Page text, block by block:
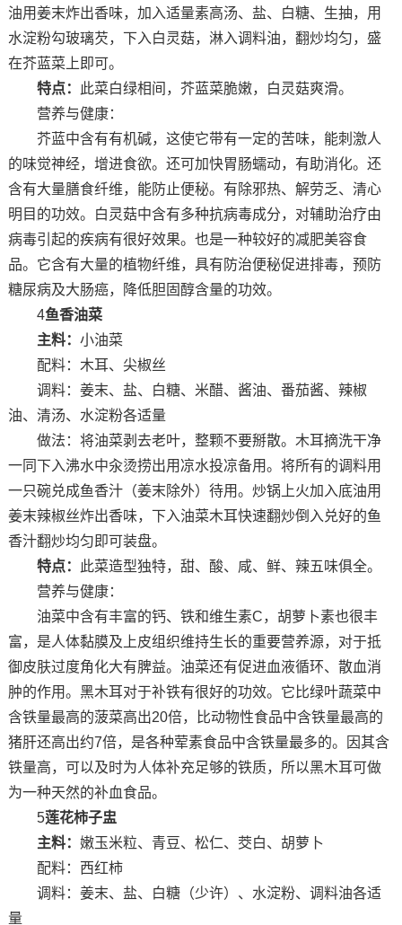
油用姜末炸出香味，加入适量素高汤、盐、白糖、生抽，用
水淀粉勾玻璃芡，下入白灵菇，淋入调料油，翻炒均匀，盛
在芥蓝菜上即可。
特点：
此菜白绿相间，芥蓝菜脆嫩，白灵菇爽滑。
营养与健康：
芥蓝中含有有机碱，这使它带有一定的苦味，能刺激人
的味觉神经，增进食欲。还可加快胃肠蠕动，有助消化。还
含有大量膳食纤维，能防止便秘。有除邪热、解劳乏、清心
明目的功效。白灵菇中含有多种抗病毒成分，对辅助治疗由
病毒引起的疾病有很好效果。也是一种较好的减肥美容食
品。它含有大量的植物纤维，具有防治便秘促进排毒，预防
糖尿病及大肠癌，降低胆固醇含量的功效。
4鱼香油菜
主料： 小油菜
配料：木耳、尖椒丝
调料：姜末、盐、白糖、米醋、酱油、番茄酱、辣椒
油、清汤、水淀粉各适量
做法：将油菜剥去老叶，整颗不要掰散。木耳摘洗干净
一同下入沸水中汆烫捞出用凉水投凉备用。将所有的调料用
一只碗兑成鱼香汁（姜末除外）待用。炒锅上火加入底油用
姜末辣椒丝炸出香味，下入油菜木耳快速翻炒倒入兑好的鱼
香汁翻炒均匀即可装盘。
特点：
此菜造型独特，甜、酸、咸、鲜、辣五味俱全。
营养与健康：
油菜中含有丰富的钙、铁和维生素C，胡萝卜素也很丰
富，是人体黏膜及上皮组织维持生长的重要营养源，对于抵
御皮肤过度角化大有脾益。油菜还有促进血液循环、散血消
肿的作用。黑木耳对于补铁有很好的功效。它比绿叶蔬菜中
含铁量最高的菠菜高出20倍，比动物性食品中含铁量最高的
猪肝还高出约7倍，是各种荤素食品中含铁量最多的。因其含
铁量高，可以及时为人体补充足够的铁质，所以黑木耳可做
为一种天然的补血食品。
5莲花柿子盅
主料： 嫩玉米粒、青豆、松仁、茭白、胡萝卜
配料：西红柿
调料：姜末、盐、白糖（少许）、水淀粉、调料油各适
量